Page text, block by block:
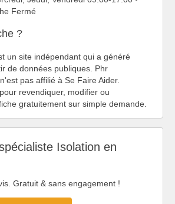
Fermé
?
un site indépendant qui a généré
de données publiques. Phr
pas affilié à Se Faire Aider.
pour revendiquer, modifier ou
gratuitement sur simple demande.
Isolation en
Gratuit & sans engagement !